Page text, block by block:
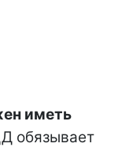
иметь
обязывает